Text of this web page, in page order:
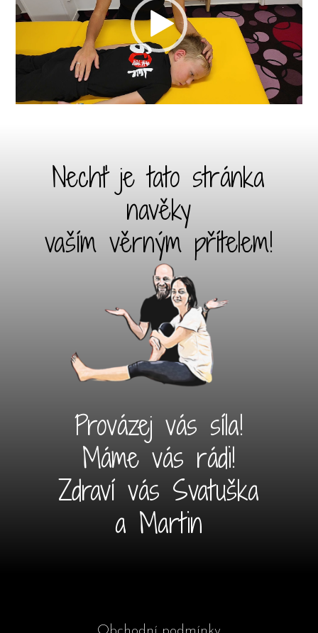
Nechť je tato stránka
navěky
vaším věrným přítelem!
Provázej vás síla!
Máme vás rádi!
Zdraví vás Svatuška
a Martin